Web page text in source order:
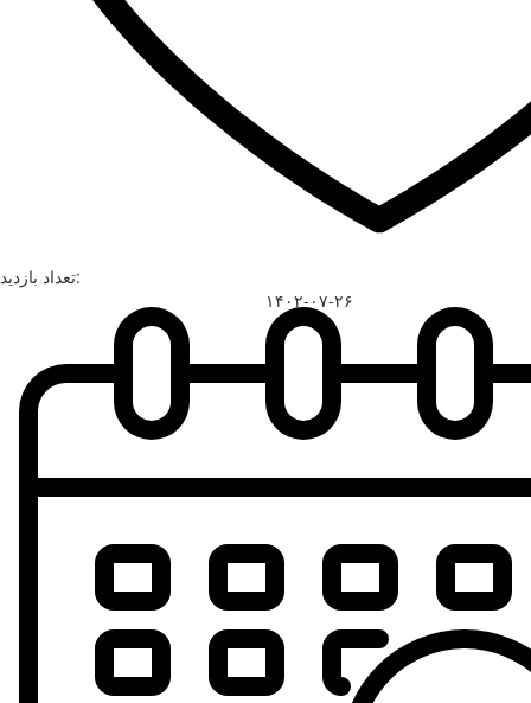
تعداد بازدید:
۱۴۰۲-۰۷-۲۶